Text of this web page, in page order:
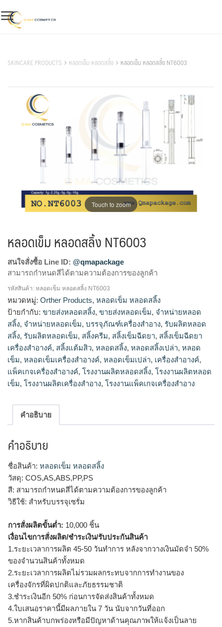
to
content
SKINCARE PRODUCTS หลอดเข็ม หลอดสลิ้ง หลอดเข็ม หลอดสลิ้ง NT6003
Touch to zoom
หลอดเข็ม หลอดสลิ้ง NT6003
สนใจสั่งซื้อ Line ID: @qmapackage
สามารถกำหนดสีได้ตามความต้องการของลูกค้า
โรงงานผลิตหลอดเข็ม,รับผลิตหลอดเข็ม,ขายส่งหลอด
เข็ม,จำหน่ายหลอดเข็ม,โรงงานผลิตหลอดสลิ้ง,จำหน่ายหลอด
สลิ้ง,ขายส่งหลอดสลิ้ง,รับผลิตหลอดสลิ้ง
รหัสสินค้า: หลอดเข็ม หลอดสลิ้ง NT6003
หมวดหมู่: Orther Products, หลอดเข็ม หลอดสลิ้ง
ป้ายกำกับ: ขายส่งหลอดสลิ้ง, ขายส่งหลอดเข็ม, จำหน่ายหลอด
สลิ้ง, จำหน่ายหลอดเข็ม, บรรจุภัณฑ์เครื่องสำอาง, รับผลิตหลอด
สลิ้ง, รับผลิตหลอดเข็ม, สลิ้งครีม, สลิ้งเข็มฉีดยา, สลิ้งเข็มฉีดยา
เครื่องสำอางค์, สลิ้งแต้มสิว, หลอดสลิ้ง, หลอดสลิ้งเปล่า, หลอด
เข็ม, หลอดเข็มเครื่องสำอางค์, หลอดเข็มเปล่า, เครื่องสำอางค์,
แพ็คเกจเครื่องสำอางค์, โรงงานผลิตหลอดสลิ้ง, โรงงานผลิตหลอด
เข็ม, โรงงานผลิตเครื่องสำอาง, โรงงานแพ็คเกจเครื่องสำอาง
คำอธิบาย
คำอธิบาย
ชื่อสินค้า: หลอดเข็ม หลอดสลิ้ง
วัสดุ: COS,AS,ABS,PP,PS
สี: สามารถกำหนดสีได้ตามความต้องการของลูกค้า
วิธีใช้: สำหรับบรรจุเซรั่ม
การสั่งผลิตขั้นต่ำ: 10,000 ชิ้น
เงื่อนไขการสั่งผลิต/ชำระเงิน/รับประกันสินค้า
1.ระยะเวลาการผลิต 45-50 วันทำการ หลังจากวางเงินมัดจำ 50%
ของจำนวนสินค้าทั้งหมด
2.ระยะเวลาการผลิตไม่รวมผลกระทบจากการทำงานของ
เครื่องจักรที่ผิดปกติและภัยธรรมชาติ
3.ชำระเงินอีก 50% ก่อนการจัดส่งสินค้าทั้งหมด
4.ใบเสนอราคานี้มีผลภายใน 7 วัน นับจากวันที่ออก
5.หากสินค้าบกพร่องหรือมีปัญหาด้านคุณภาพให้แจ้งเป็นลาย